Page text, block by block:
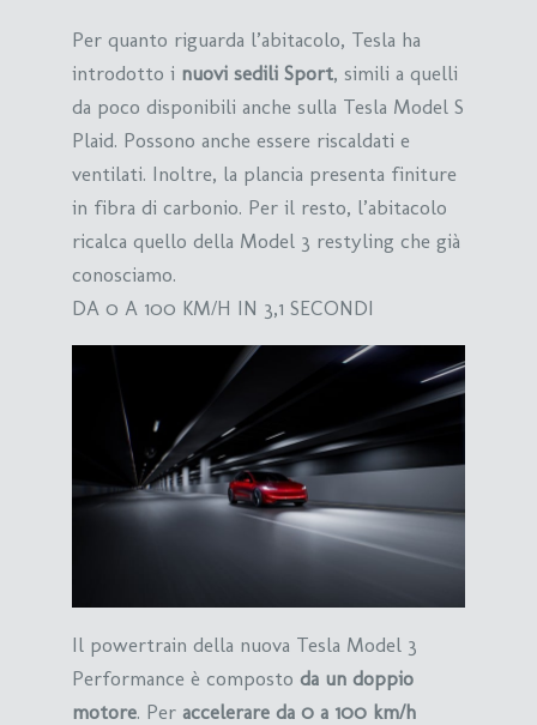
Per quanto riguarda l’abitacolo, Tesla ha
introdotto i nuovi sedili Sport, simili a quelli
da poco disponibili anche sulla Tesla Model S
Plaid. Possono anche essere riscaldati e
ventilati. Inoltre, la plancia presenta finiture
in fibra di carbonio. Per il resto, l’abitacolo
ricalca quello della Model 3 restyling che già
conosciamo.
DA 0 A 100 KM/H IN 3,1 SECONDI
Il powertrain della nuova Tesla Model 3
Performance è composto da un doppio
motore. Per accelerare da 0 a 100 km/h